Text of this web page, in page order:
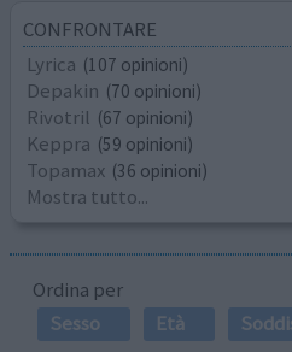
CONFRONTARE
Lyrica (107 opinioni)
Depakin (70 opinioni)
Rivotril (67 opinioni)
Keppra (59 opinioni)
Topamax (36 opinioni)
Mostra tutto...
Ordina per
Sesso
Età